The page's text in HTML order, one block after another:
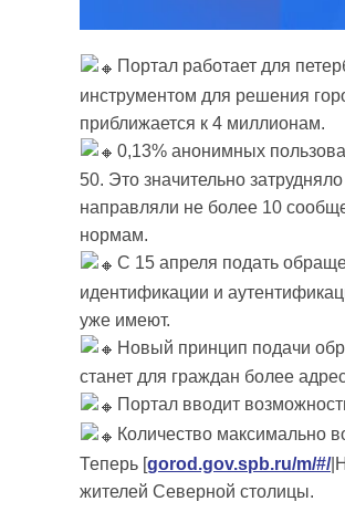
Портал работает для
инструментом для решения
приближается к 4 миллионам.
0,13% анонимных
50. Это значительно
направляли не более 10
нормам.
С 15 апреля подать
идентификации и
уже имеют.
Новый принцип подачи
станет для граждан более
Портал вводит
Количество максимально
Теперь [gorod.gov.spb.ru/m/#/
жителей Северной столицы.